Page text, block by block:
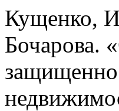
Кущенко,
Бочарова.